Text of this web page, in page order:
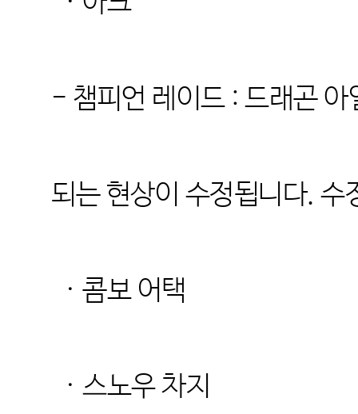
- 챔피언 레이드 : 드래곤
되는 현상이 수정됩니다. 수
· 콤보 어택
· 스노우 차지